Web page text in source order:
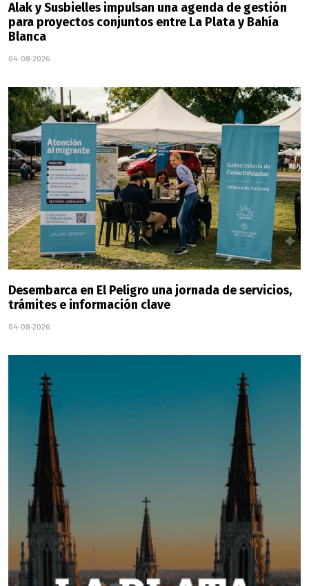
Alak y Susbielles impulsan una agenda de gestión
para proyectos conjuntos entre La Plata y Bahía
Blanca
04-08-2026
Desembarca en El Peligro una jornada de servicios,
trámites e información clave
04-08-2026